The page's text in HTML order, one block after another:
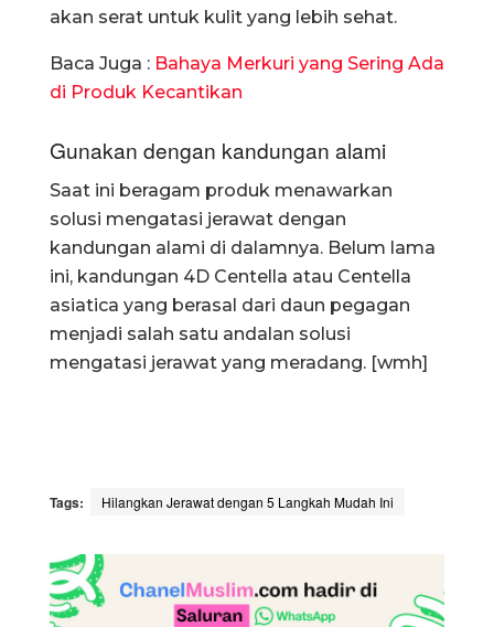
akan serat untuk kulit yang lebih sehat.
Baca Juga : Bahaya Merkuri yang Sering Ada
di Produk Kecantikan
Gunakan dengan kandungan alami
Saat ini beragam produk menawarkan
solusi mengatasi jerawat dengan
kandungan alami di dalamnya. Belum lama
ini, kandungan 4D Centella atau Centella
asiatica yang berasal dari daun pegagan
menjadi salah satu andalan solusi
mengatasi jerawat yang meradang. [wmh]
Tags: Hilangkan Jerawat dengan 5 Langkah Mudah Ini